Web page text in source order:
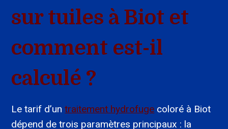
sur tuiles à Biot et
comment est-il
calculé ?
Le tarif d’untraitement hydrofuge coloré à Biot
dépend de trois paramètres principaux : la